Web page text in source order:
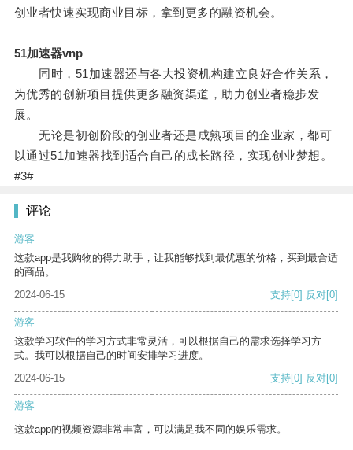
创业者快速实现商业目标，拿到更多的融资机会。
51加速器vnp
同时，51加速器还与各大投资机构建立良好合作关系，
为优秀的创新项目提供更多融资渠道，助力创业者稳步发
展。
无论是初创阶段的创业者还是成熟项目的企业家，都可
以通过51加速器找到适合自己的成长路径，实现创业梦想。
#3#
评论
游客
这款app是我购物的得力助手，让我能够找到最优惠的价格，买到最合适
的商品。
2024-06-15
支持[0] 反对[0]
游客
这款学习软件的学习方式非常灵活，可以根据自己的需求选择学习方
式。我可以根据自己的时间安排学习进度。
2024-06-15
支持[0] 反对[0]
游客
这款app的视频资源非常丰富，可以满足我不同的娱乐需求。